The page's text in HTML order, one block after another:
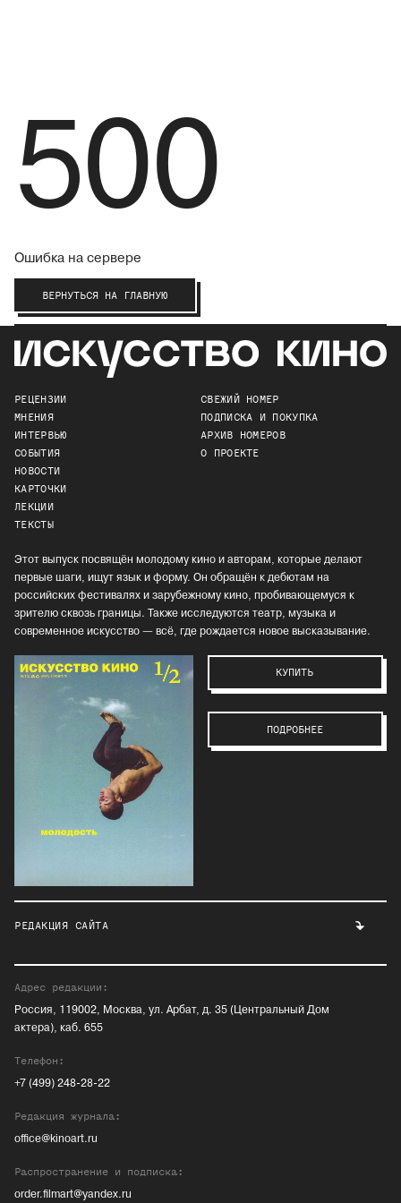
500
Ошибка на сервере
ВЕРНУТЬСЯ НА ГЛАВНУЮ
РЕЦЕНЗИИ
МНЕНИЯ
ИНТЕРВЬЮ
СОБЫТИЯ
НОВОСТИ
КАРТОЧКИ
ЛЕКЦИИ
ТЕКСТЫ
СВЕЖИЙ НОМЕР
ПОДПИСКА И ПОКУПКА
АРХИВ НОМЕРОВ
О ПРОЕКТЕ
Этот выпуск посвящён молодому кино и авторам, которые делают
первые шаги, ищут язык и форму. Он обращён к дебютам на
российских фестивалях и зарубежному кино, пробивающемуся к
зрителю сквозь границы. Также исследуются театр, музыка и
современное искусство — всё, где рождается новое высказывание.
КУПИТЬ
ПОДРОБНЕЕ
РЕДАКЦИЯ САЙТА
Адрес редакции:
Россия, 119002, Москва, ул. Арбат, д. 35 (Центральный Дом
актера), каб. 655
Телефон:
+7 (499) 248-28-22
Редакция журнала:
office@kinoart.ru
Распространение и подписка:
order.filmart@yandex.ru